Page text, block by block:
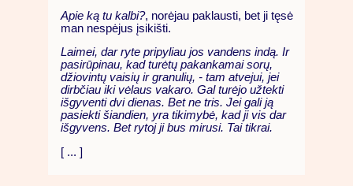
Apie ką tu kalbi?, norėjau paklausti, bet ji tęsė
man nespėjus įsikišti.
Laimei, dar ryte pripyliau jos vandens indą. Ir
pasirūpinau, kad turėtų pakankamai sorų,
džiovintų vaisių ir granulių, - tam atvejui, jei
dirbčiau iki vėlaus vakaro. Gal turėjo užtekti
išgyventi dvi dienas. Bet ne tris. Jei gali ją
pasiekti šiandien, yra tikimybė, kad ji vis dar
išgyvens. Bet rytoj ji bus mirusi. Tai tikrai.
[ ... ]